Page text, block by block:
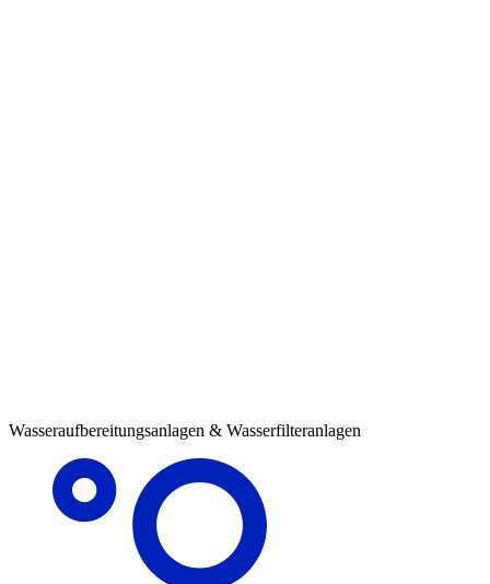
Wasseraufbereitungsanlagen & Wasserfilteranlagen